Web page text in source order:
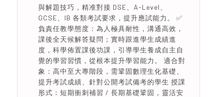
與解題技巧，精准對接 DSE、A-Level、
GCSE、IB 各類考試要求，提升應試能力。 ✅
負責任教學態度：為人極具耐性，溝通高效，
課後全天候解答疑問；實時跟進學生成績進
度，科學佈置課後功課，引導學生養成自主自
覺的學習習慣，從根本提升學習能力。 適合對
象：高中至大專階段，需鞏固數理生化基礎、
提升考試成績、針對公開考試備考的學生 授課
形式：短期衝刺補習 / 長期基礎鞏固，靈活安